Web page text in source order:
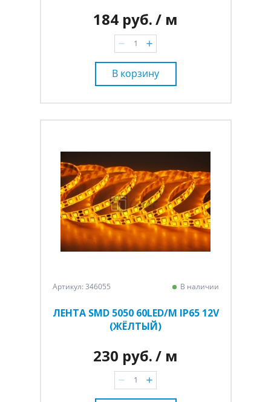
184 руб./ м
В корзину
Артикул: 346055 В наличии
ЛЕНТА SMD 5050 60LED/M IP65 12V
(ЖЁЛТЫЙ)
230 руб./ м